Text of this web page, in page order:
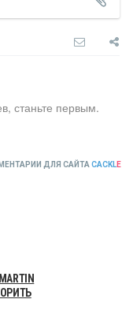
станьте первым.
ДЛЯ САЙТА CACKLE